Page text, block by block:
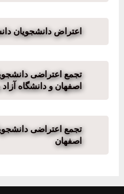
اعتراض دانشجویان
تجمع اعتراضی
اصفهان و دانشگاه
تجمع اعتراضی
اصفهان